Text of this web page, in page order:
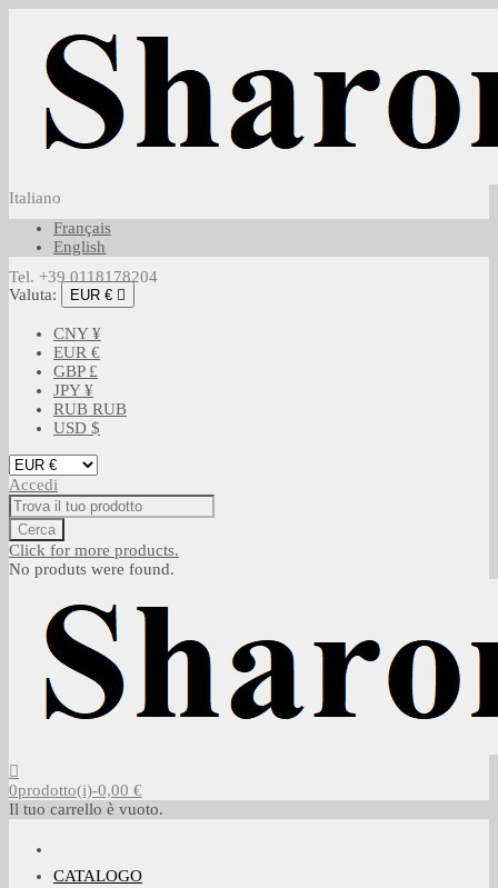
Italiano
Français
English
Tel. +39 0118178204
Valuta:
EUR € 
CNY ¥
EUR €
GBP £
JPY ¥
RUB RUB
USD $
Accedi
Cerca
Click for more products.
No produts were found.
0prodotto(i)-0,00 €
Il tuo carrello è vuoto.
CATALOGO